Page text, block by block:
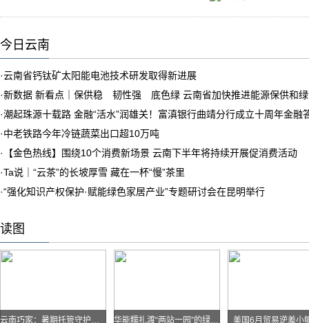
今日云南
·云南省钙钛矿太阳能电池技术研发取得新进展
·新数据 新看点｜保供稳 韧性强 底色绿 云南省加快推进能源保供和
·潮起珠源十载路 金融“活水”润雄关！富滇银行曲靖分行成立十周年金融
·中老铁路今年冷链蔬菜出口超10万吨
·
【金色热线】围绕10个消费新场景 云南下半年将持续开展促消费活动
·Ta说｜“云茶”的长坡厚雪 藏在一杯“慢”茶里
·“强化知识产权保护·赋能绿色家居产业”专题研讨会在昆明举行
读图
云南巧家：暑期托管守护孩子快乐假期 华能糯扎渡“两站一园”的绿色实践 美国6月贸易逆差小